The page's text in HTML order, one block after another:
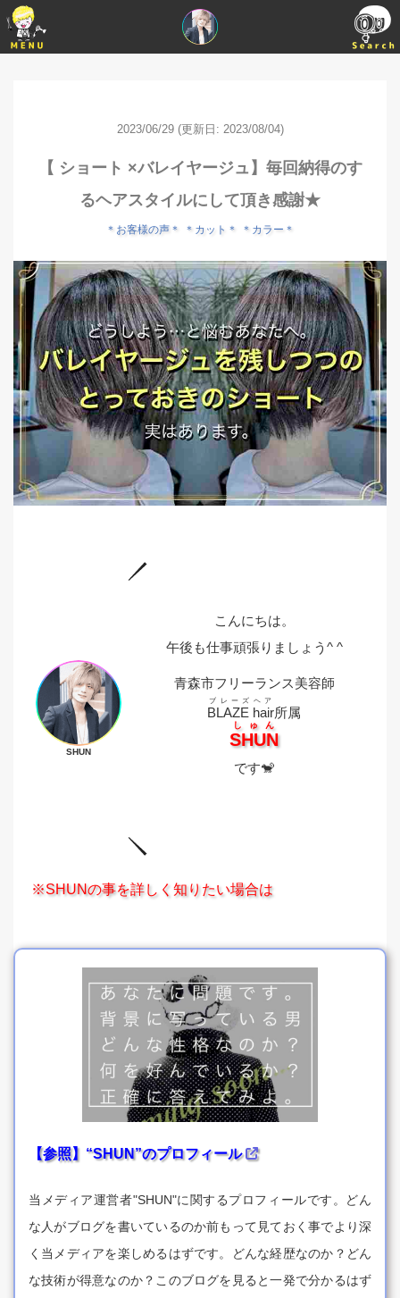
2023/06/29 (更新日: 2023/08/04)
【 ショート ×バレイヤージュ】毎回納得のす
るヘアスタイルにして頂き感謝★
＊お客様の声＊ ＊カット＊ ＊カラー＊
SHUN
こんにちは。
午後も仕事頑張りましょう^ ^
青森市フリーランス美容師
BLAZE hair
ブレーズヘア
所属
SHUN
しゅん
です🐒
※SHUNの事を詳しく知りたい場合は
【参照】“SHUN”のプロフィール
当メディア運営者"SHUN"に関するプロフィールです。どん
な人がブログを書いているのか前もって見ておく事でより深
く当メディアを楽しめるはずです。どんな経歴なのか？どん
な技術が得意なのか？このブログを見ると一発で分かるはず